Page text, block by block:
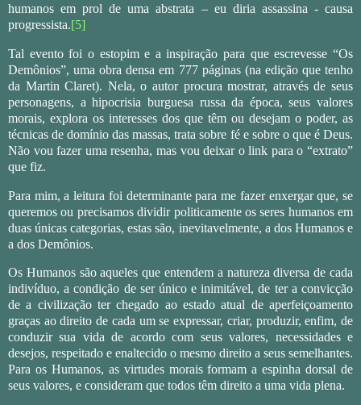
humanos em prol de uma abstrata – eu diria assassina - causa
progressista.[5]
Tal evento foi o estopim e a inspiração para que escrevesse “Os
Demônios”, uma obra densa em 777 páginas (na edição que tenho
da Martin Claret). Nela, o autor procura mostrar, através de seus
personagens, a hipocrisia burguesa russa da época, seus valores
morais, explora os interesses dos que têm ou desejam o poder, as
técnicas de domínio das massas, trata sobre fé e sobre o que é Deus.
Não vou fazer uma resenha, mas vou deixar o link para o “extrato”
que fiz.
Para mim, a leitura foi determinante para me fazer enxergar que, se
queremos ou precisamos dividir politicamente os seres humanos em
duas únicas categorias, estas são, inevitavelmente, a dos Humanos e
a dos Demônios.
Os Humanos são aqueles que entendem a natureza diversa de cada
indivíduo, a condição de ser único e inimitável, de ter a convicção
de a civilização ter chegado ao estado atual de aperfeiçoamento
graças ao direito de cada um se expressar, criar, produzir, enfim, de
conduzir sua vida de acordo com seus valores, necessidades e
desejos, respeitado e enaltecido o mesmo direito a seus semelhantes.
Para os Humanos, as virtudes morais formam a espinha dorsal de
seus valores, e consideram que todos têm direito a uma vida plena.